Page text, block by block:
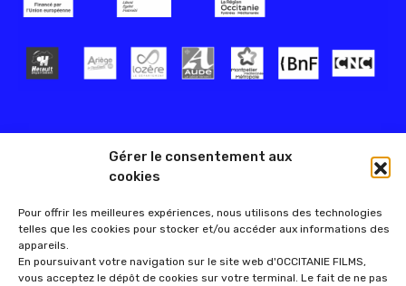
Gérer le consentement aux
cookies
Pour offrir les meilleures expériences, nous utilisons des technologies
telles que les cookies pour stocker et/ou accéder aux informations des
appareils.
En poursuivant votre navigation sur le site web d'OCCITANIE FILMS,
vous acceptez le dépôt de cookies sur votre terminal. Le fait de ne pas